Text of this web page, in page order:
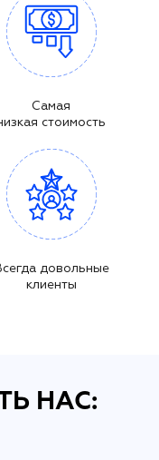
Самая
стоимость
довольные
клиенты
НАС: